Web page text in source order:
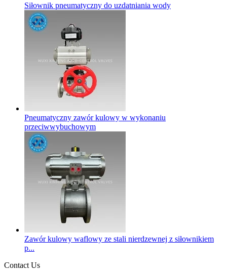
Siłownik pneumatyczny do uzdatniania wody
Pneumatyczny zawór kulowy w wykonaniu
przeciwwybuchowym
Zawór kulowy waflowy ze stali nierdzewnej z siłownikiem
p...
Contact Us